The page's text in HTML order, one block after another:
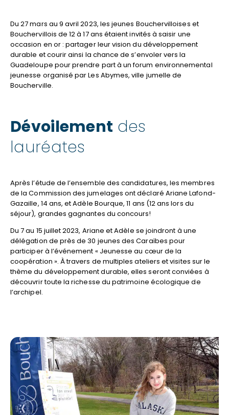
Du 27 mars au 9 avril 2023, les jeunes Bouchervilloises et
Bouchervillois de 12 à 17 ans étaient invités à saisir une
occasion en or : partager leur vision du développement
durable et courir ainsi la chance de s’envoler vers la
Guadeloupe pour prendre part à un forum environnemental
jeunesse organisé par Les Abymes, ville jumelle de
Boucherville.
Dévoilement des
lauréates
Après l’étude de l’ensemble des candidatures, les membres
de la Commission des jumelages ont déclaré Ariane Lafond-
Gazaille, 14 ans, et Adèle Bourque, 11 ans (12 ans lors du
séjour), grandes gagnantes du concours!
Du 7 au 15 juillet 2023, Ariane et Adèle se joindront à une
délégation de près de 30 jeunes des Caraïbes pour
participer à l’événement « Jeunesse au cœur de la
coopération ». À travers de multiples ateliers et visites sur le
thème du développement durable, elles seront conviées à
découvrir toute la richesse du patrimoine écologique de
l’archipel.